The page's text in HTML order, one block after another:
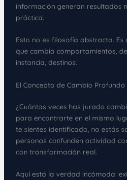
información generan resultados
práctica.
Esto no es filosofía abstracta.
que cambia comportamientos,
instancia, destinos.
El Concepto de Cambio
¿Cuántas veces has jurado
para encontrarte en el mismo
te sientes identificado, no estás
personas confunden actividad
con transformación real.
Aquí está la verdad incómoda: